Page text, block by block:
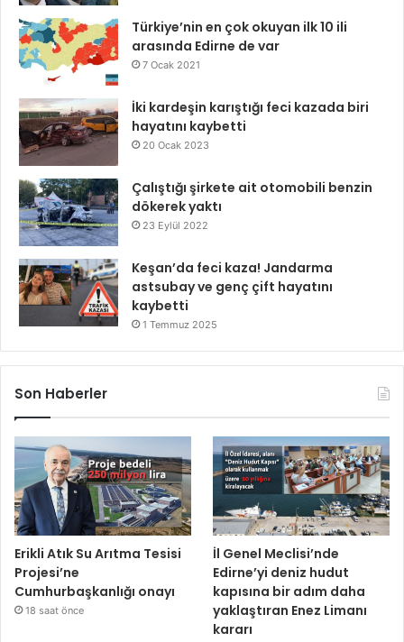
Türkiye’nin en çok okuyan ilk 10 ili
arasında Edirne de var
7 Ocak 2021
İki kardeşin karıştığı feci kazada biri
hayatını kaybetti
20 Ocak 2023
Çalıştığı şirkete ait otomobili benzin
dökerek yaktı
23 Eylül 2022
Keşan’da feci kaza! Jandarma
astsubay ve genç çift hayatını
kaybetti
1 Temmuz 2025
Son Haberler
Erikli Atık Su Arıtma Tesisi
Projesi’ne
Cumhurbaşkanlığı onayı
18 saat önce
İl Genel Meclisi’nde
Edirne’yi deniz hudut
kapısına bir adım daha
yaklaştıran Enez Limanı
kararı